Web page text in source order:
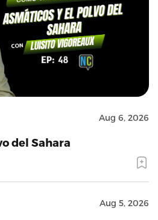
Aug 6, 2026
del Sahara
Aug 5, 2026